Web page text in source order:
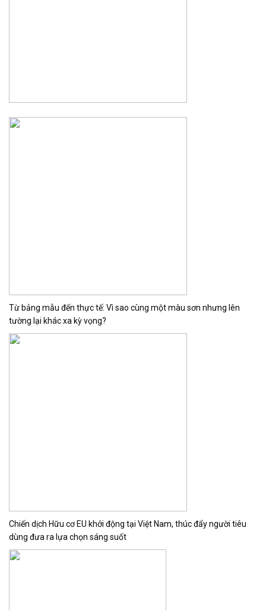
Từ bảng mẫu đến thực tế: Vì sao cùng một màu sơn nhưng lên
tường lại khác xa kỳ vọng?
Chiến dịch Hữu cơ EU khởi động tại Việt Nam, thúc đẩy người tiêu
dùng đưa ra lựa chọn sáng suốt